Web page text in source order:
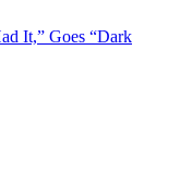
It,” Goes “Dark